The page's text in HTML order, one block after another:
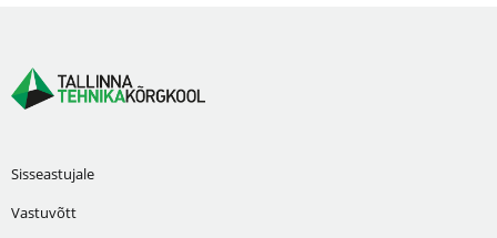
Sisseastujale
Vastuvõtt